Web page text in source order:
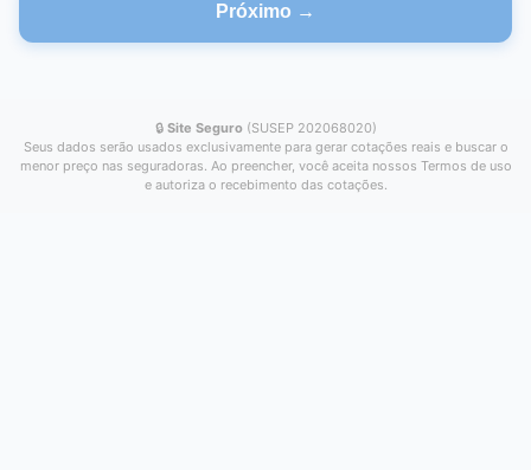
Próximo →
🔒 Site Seguro (SUSEP 202068020)
Seus dados serão usados exclusivamente para gerar cotações reais e buscar o
menor preço nas seguradoras. Ao preencher, você aceita nossos Termos de uso
e autoriza o recebimento das cotações.